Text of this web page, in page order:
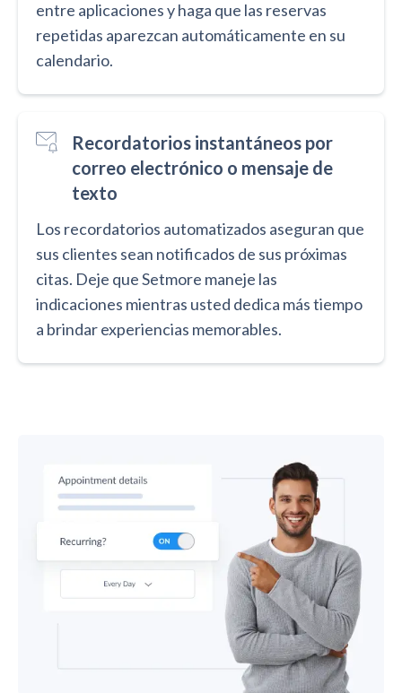
entre aplicaciones y haga que las reservas
repetidas aparezcan automáticamente en su
calendario.
Recordatorios instantáneos por
correo electrónico o mensaje de
texto
Los recordatorios automatizados aseguran que
sus clientes sean notificados de sus próximas
citas. Deje que Setmore maneje las
indicaciones mientras usted dedica más tiempo
a brindar experiencias memorables.